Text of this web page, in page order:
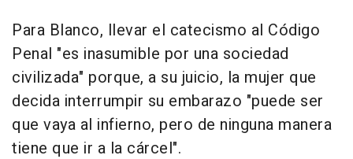
Para Blanco, llevar el catecismo al Código
Penal "es inasumible por una sociedad
civilizada" porque, a su juicio, la mujer que
decida interrumpir su embarazo "puede ser
que vaya al infierno, pero de ninguna manera
tiene que ir a la cárcel".